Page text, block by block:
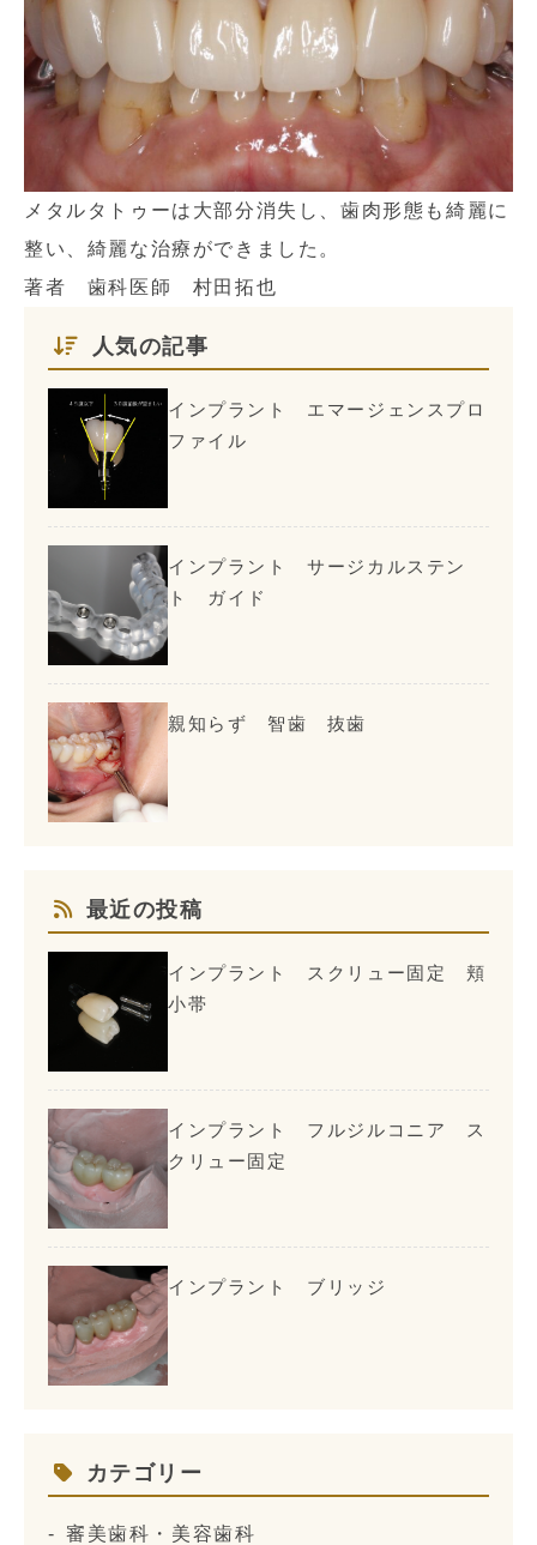
メタルタトゥーは大部分消失し、歯肉形態も綺麗に
整い、綺麗な治療ができました。
著者 歯科医師 村田拓也
人気の記事
インプラント エマージェンスプロ
ファイル
インプラント サージカルステン
ト ガイド
親知らず 智歯 抜歯
最近の投稿
インプラント スクリュー固定 頬
小帯
インプラント フルジルコニア ス
クリュー固定
インプラント ブリッジ
カテゴリー
審美歯科・美容歯科